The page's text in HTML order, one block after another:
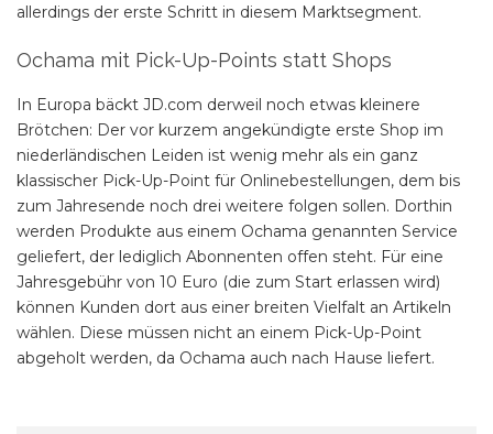
allerdings der erste Schritt in diesem Marktsegment.
Ochama mit Pick-Up-Points statt Shops
In Europa bäckt JD.com derweil noch etwas kleinere
Brötchen: Der vor kurzem angekündigte erste Shop im
niederländischen Leiden ist wenig mehr als ein ganz
klassischer Pick-Up-Point für Onlinebestellungen, dem bis
zum Jahresende noch drei weitere folgen sollen. Dorthin
werden Produkte aus einem Ochama genannten Service
geliefert, der lediglich Abonnenten offen steht. Für eine
Jahresgebühr von 10 Euro (die zum Start erlassen wird)
können Kunden dort aus einer breiten Vielfalt an Artikeln
wählen. Diese müssen nicht an einem Pick-Up-Point
abgeholt werden, da Ochama auch nach Hause liefert.